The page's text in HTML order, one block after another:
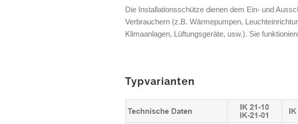
Die Installationsschütze dienen dem Ein- und
Verbrauchern (z.B. Wärmepumpen,
Klimaanlagen, Lüftungsgeräte, usw.). Sie
Typvarianten